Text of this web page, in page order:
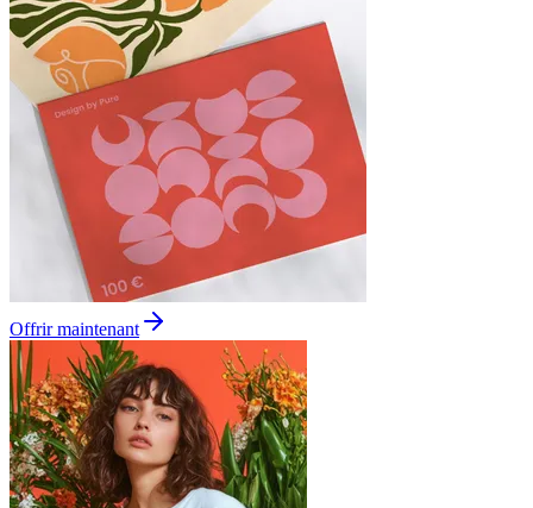
Offrir maintenant